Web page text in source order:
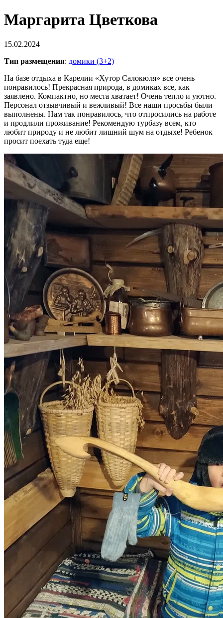
Маргарита Цветкова
15.02.2024
Тип размещения: домики (3+2)
На базе отдыха в Карелии «Хутор Салокюля» все очень
понравилось! Прекрасная природа, в домиках все, как
заявлено. Компактно, но места хватает! Очень тепло и уютно.
Персонал отзывчивый и вежливый! Все наши просьбы были
выполнены. Нам так понравилось, что отпросились на работе
и продлили проживание! Рекомендую турбазу всем, кто
любит природу и не любит лишний шум на отдыхе! Ребенок
просит поехать туда еще!